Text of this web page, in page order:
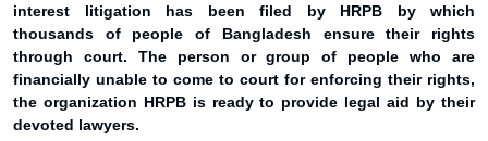
interest litigation has been filed by HRPB by which
thousands of people of Bangladesh ensure their rights
through court. The person or group of people who are
financially unable to come to court for enforcing their rights,
the organization HRPB is ready to provide legal aid by their
devoted lawyers.